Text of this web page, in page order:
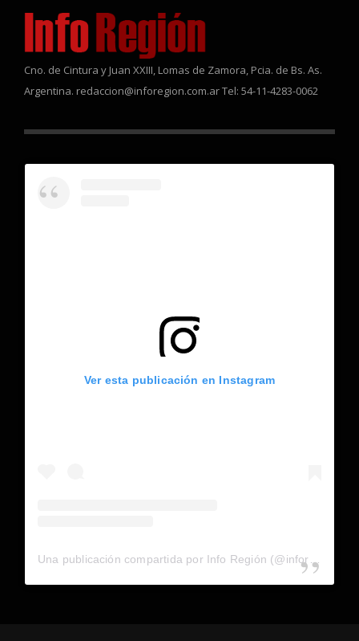
Cno. de Cintura y Juan XXIII, Lomas de Zamora, Pcia. de Bs. As.
Argentina. redaccion@inforegion.com.ar Tel: 54-11-4283-0062
Ver esta publicación en Instagram